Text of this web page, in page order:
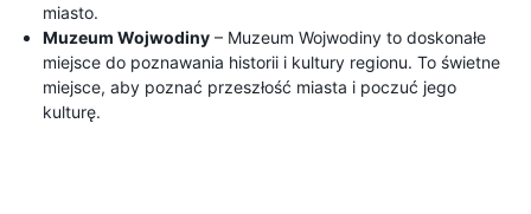
miasto.
Muzeum Wojwodiny – Muzeum Wojwodiny to doskonałe
miejsce do poznawania historii i kultury regionu. To świetne
miejsce, aby poznać przeszłość miasta i poczuć jego
kulturę.